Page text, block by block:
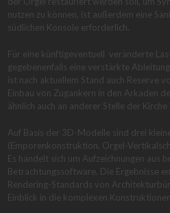
nutzen zu können, ist außerdem eine
südlichen Konsole erforderlich.
Für eine künftigeventuell veränderte
gegebenenfalls eine verstärkte
ist nach aktuellem Stand auch Reserve
Einbau von Zugankern in den Arkaden
ähnlich auch an anderer Stelle der
Auf Basis der 3D-Modelle sind drei
(Emporenkonstruktion, Orgel-
Es handelt sich um Aufzeichnungen aus
Betrachtungssoftware. Die Ergebnisse
Rendering-Standards von
Einblick in die komplexen